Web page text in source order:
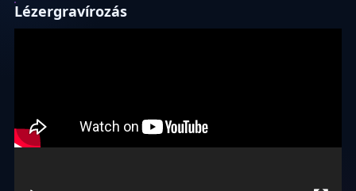
Lézergravírozás